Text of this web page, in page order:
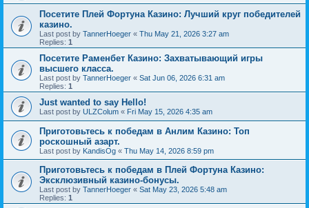
Посетите Плей Фортуна Казино: Лучший круг победителей
казино.
Last post by TannerHoeger « Thu May 21, 2026 3:27 am
Replies: 1
Посетите Раменбет Казино: Захватывающий игры
высшего класса.
Last post by TannerHoeger « Sat Jun 06, 2026 6:31 am
Replies: 1
Just wanted to say Hello!
Last post by ULZColum « Fri May 15, 2026 4:35 am
Приготовьтесь к победам в Анлим Казино: Топ
роскошный азарт.
Last post by KandisOg « Thu May 14, 2026 8:59 pm
Приготовьтесь к победам в Плей Фортуна Казино:
Эксклюзивный казино-бонусы.
Last post by TannerHoeger « Sat May 23, 2026 5:48 am
Replies: 1